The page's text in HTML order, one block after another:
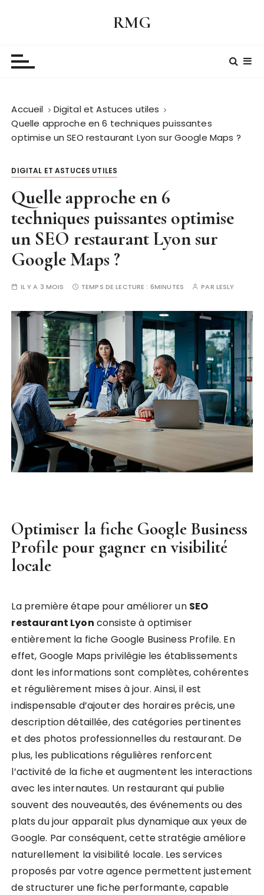
RMG
Accueil
Digital et Astuces utiles
Quelle approche en 6 techniques puissantes
optimise un SEO restaurant Lyon sur Google Maps ?
DIGITAL ET ASTUCES UTILES
Quelle approche en 6
techniques puissantes optimise
un SEO restaurant Lyon sur
Google Maps ?
IL Y A 3 MOIS TEMPS DE LECTURE : 6MINUTES PAR LESLY
Optimiser la fiche Google Business
Profile pour gagner en visibilité
locale
La première étape pour améliorer un SEO
restaurant Lyon consiste à optimiser
entièrement la fiche Google Business Profile. En
effet, Google Maps privilégie les établissements
dont les informations sont complètes, cohérentes
et régulièrement mises à jour. Ainsi, il est
indispensable d’ajouter des horaires précis, une
description détaillée, des catégories pertinentes
et des photos professionnelles du restaurant. De
plus, les publications régulières renforcent
l’activité de la fiche et augmentent les interactions
avec les internautes. Un restaurant qui publie
souvent des nouveautés, des événements ou des
plats du jour apparaît plus dynamique aux yeux de
Google. Par conséquent, cette stratégie améliore
naturellement la visibilité locale. Les services
proposés par votre agence permettent justement
de structurer une fiche performante, capable